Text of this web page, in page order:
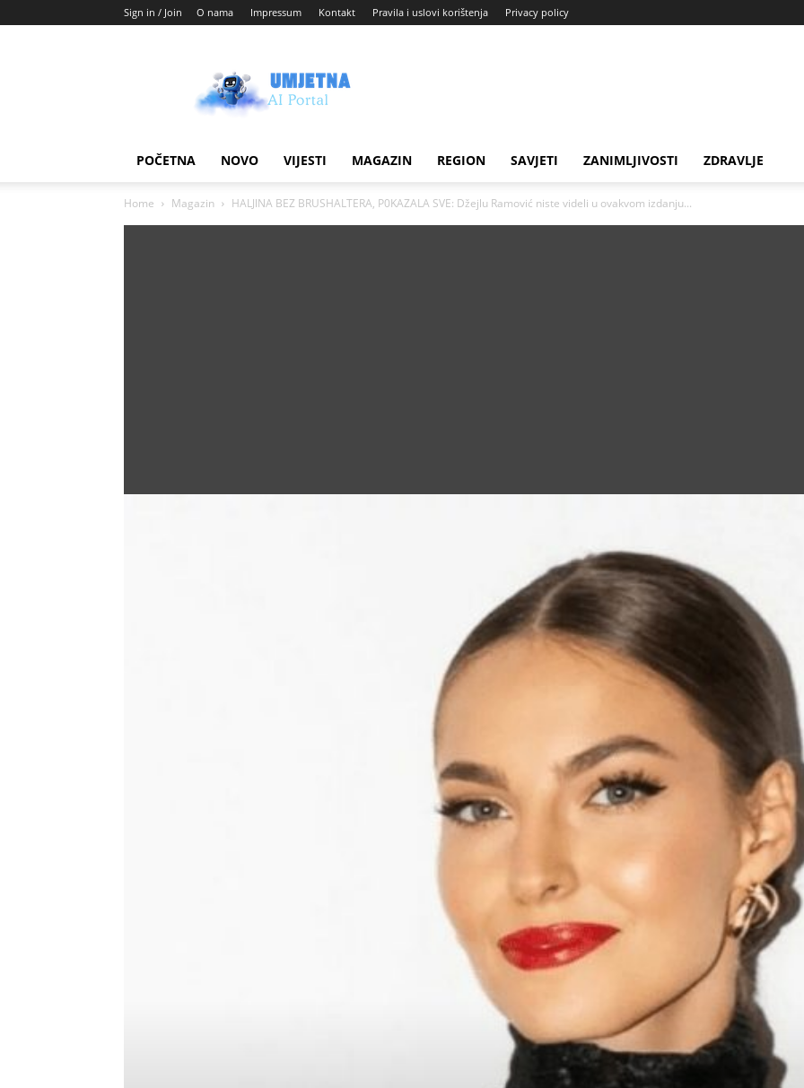
Sign in / Join O nama Impressum Kontakt Pravila i uslovi korištenja Privacy policy
AI
blog
POČETNA NOVO VIJESTI MAGAZIN REGION SAVJETI ZANIMLJIVOSTI ZDRAVLJE
Home Magazin HALJlNA BEZ BRUSHALTERA, P0KAZALA SVE: Džejlu Ramović niste videli u ovakvom izdanju...